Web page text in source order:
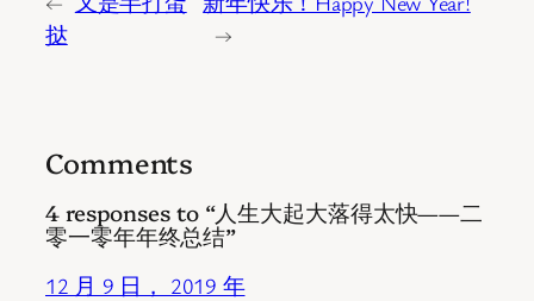
挞
→
Comments
4 responses to “人生大起大落得太快——二
零一零年年终总结”
12 月 9 日， 2019 年